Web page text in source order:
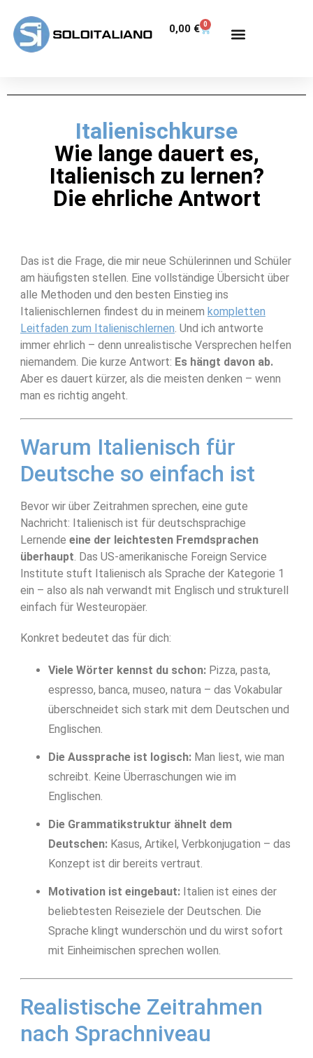
0,00 € 0
Italienischkurse
Wie lange dauert es,
Italienisch zu lernen?
Die ehrliche Antwort
Das ist die Frage, die mir neue Schülerinnen und Schüler
am häufigsten stellen. Eine vollständige Übersicht über
alle Methoden und den besten Einstieg ins
Italienischlernen findest du in meinem kompletten
Leitfaden zum Italienischlernen. Und ich antworte
immer ehrlich – denn unrealistische Versprechen helfen
niemandem. Die kurze Antwort: Es hängt davon ab.
Aber es dauert kürzer, als die meisten denken – wenn
man es richtig angeht.
Warum Italienisch für
Deutsche so einfach ist
Bevor wir über Zeitrahmen sprechen, eine gute
Nachricht: Italienisch ist für deutschsprachige
Lernende eine der leichtesten Fremdsprachen
überhaupt. Das US-amerikanische Foreign Service
Institute stuft Italienisch als Sprache der Kategorie 1
ein – also als nah verwandt mit Englisch und strukturell
einfach für Westeuropäer.
Konkret bedeutet das für dich:
Viele Wörter kennst du schon:Pizza, pasta,
espresso, banca, museo, natura – das Vokabular
überschneidet sich stark mit dem Deutschen und
Englischen.
Die Aussprache ist logisch:Man liest, wie man
schreibt. Keine Überraschungen wie im
Englischen.
Die Grammatikstruktur ähnelt dem
Deutschen:Kasus, Artikel, Verbkonjugation – das
Konzept ist dir bereits vertraut.
Motivation ist eingebaut:Italien ist eines der
beliebtesten Reiseziele der Deutschen. Die
Sprache klingt wunderschön und du wirst sofort
mit Einheimischen sprechen wollen.
Realistische Zeitrahmen
nach Sprachniveau
SoloItaliano
Online